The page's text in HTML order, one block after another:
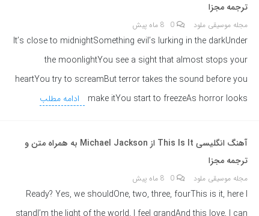
ترجمه مجزا
مجله موسیقی ملود 0 8 ماه پیش
It’s close to midnightSomething evil’s lurking in the darkUnder
the moonlightYou see a sight that almost stops your
heartYou try to screamBut terror takes the sound before you
make itYou start to freezeAs horror looks
ادامه مطلب
آهنگ انگلیسی This Is It از Michael Jackson به همراه متن و
ترجمه مجزا
مجله موسیقی ملود 0 8 ماه پیش
Ready? Yes, we shouldOne, two, three, fourThis is it, here I